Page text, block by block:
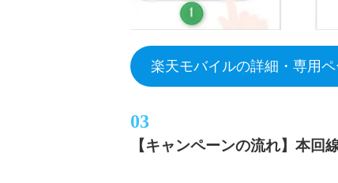
楽天モバイルの詳細・専用
【キャンペーンの流れ】本回